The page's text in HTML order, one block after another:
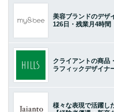
美容ブランドのデザ
126日・残業月4時間
クライアントの商品
ラフィックデザイナ
様々な表現で活躍し